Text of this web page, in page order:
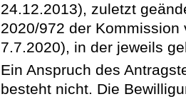
24.12.2013), zuletzt
2020/972 der
7.7.2020), in der jeweils
Ein Anspruch des
besteht nicht. Die